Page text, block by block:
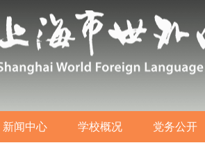
新闻中心 学校概况 党务公开